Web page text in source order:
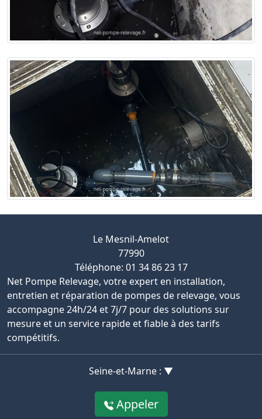
Le Mesnil-Amelot
77990
Téléphone: 01 34 86 23 17
Net Pompe Relevage, votre expert en installation,
entretien et réparation de pompes de relevage, vous
accompagne 24h/24 et 7j/7 pour des solutions sur
mesure et un service rapide et fiable à des tarifs
compétitifs.
Seine-et-Marne : ▼
Appeler